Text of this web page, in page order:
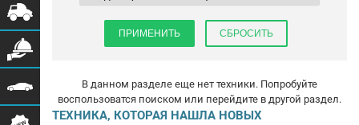
В данном разделе еще нет техники. Попробуйте
воспользоватся поиском или перейдите в другой раздел.
ТЕХНИКА, КОТОРАЯ НАШЛА НОВЫХ